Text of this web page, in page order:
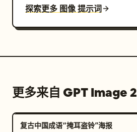
探索更多 图像 提示词
更多来自 GPT Image 2
复古中国成语“掩耳盗铃”海报